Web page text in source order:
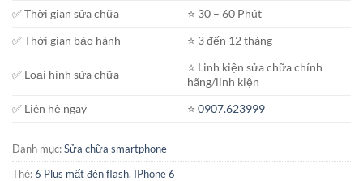
✅ Thời gian sửa chữa
⭐️ 30 – 60 Phút
✅ Thời gian bảo hành
⭐️ 3 đến 12 tháng
✅ Loại hình sửa chữa
⭐️ Linh kiện sửa chữa chính
hãng/linh kiện
✅ Liên hệ ngay
⭐️0907.623999
Danh mục:Sửa chữa smartphone
Thẻ:6 Plus mất đèn flash, IPhone 6